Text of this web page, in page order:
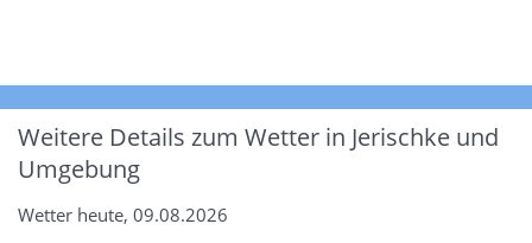
Weitere Details zum Wetter in Jerischke und
Umgebung
Wetter heute, 09.08.2026